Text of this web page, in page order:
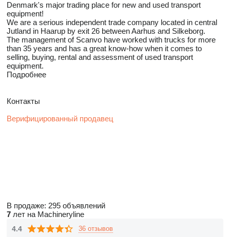
Denmark's major trading place for new and used transport
equipment!
We are a serious independent trade company located in central
Jutland in Haarup by exit 26 between Aarhus and Silkeborg.
The management of Scanvo have worked with trucks for more
than 35 years and has a great know-how when it comes to
selling, buying, rental and assessment of used transport
equipment.
Подробнее
Контакты
Верифицированный продавец
В продаже: 295 объявлений
7 лет на Machineryline
4.4 36 отзывов